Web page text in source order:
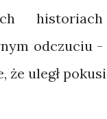
odczuciu
że uległ